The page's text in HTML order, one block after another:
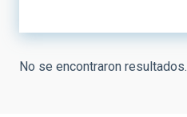
No se encontraron resultados.